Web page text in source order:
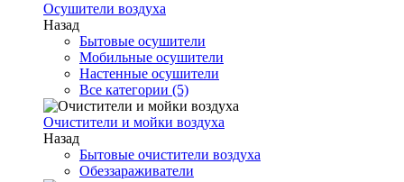
Осушители воздуха
Назад
Бытовые осушители
Мобильные осушители
Настенные осушители
Все категории (5)
Очистители и мойки воздуха
Назад
Бытовые очистители воздуха
Обеззараживатели